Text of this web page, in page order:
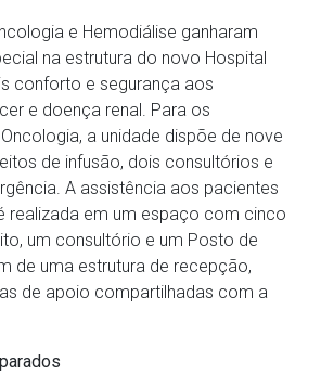
e Hemodiálise ganharam
na estrutura do novo Hospital
conforto e segurança aos
e doença renal. Para os
a unidade dispõe de nove
de infusão, dois consultórios e
A assistência aos pacientes
realizada em um espaço com cinco
um consultório e um Posto de
de uma estrutura de recepção,
de apoio compartilhadas com a